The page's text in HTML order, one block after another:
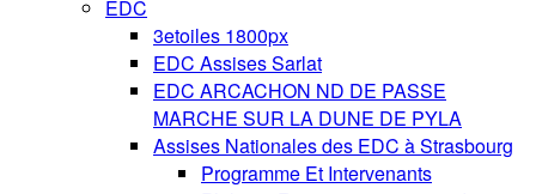
EDC
3etoiles 1800px
EDC Assises Sarlat
EDC ARCACHON ND DE PASSE
MARCHE SUR LA DUNE DE PYLA
Assises Nationales des EDC à Strasbourg
Programme Et Intervenants